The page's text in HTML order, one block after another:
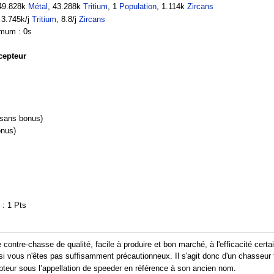
Métal , 43.288k Tritium, 1 Population, 1.114kZircans
3.745k/jTritium , 8.8/jZircans
: 0s
bonus)
: 1 Pts
chasse de qualité, facile à produire et bon marché, à l'efficacité
vous n'êtes pas suffisamment précautionneux. Il s'agit donc d'un
sous l’appellation de speeder en référence à son ancien nom.